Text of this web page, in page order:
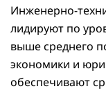
Инженерно-
лидируют по
выше среднего
экономики и
обеспечивают